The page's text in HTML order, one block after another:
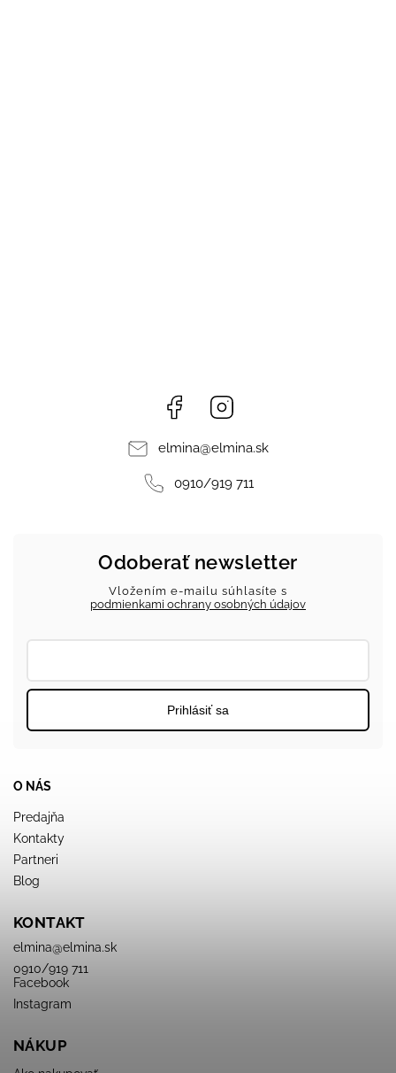
Facebook
elmina@elmina.sk
0910/919 711
O NÁS
Predajňa
Kontakty
Partneri
Blog
KONTAKT
elmina@elmina.sk
0910/919 711
Facebook
Instagram
NÁKUP
Odoberať newsletter
Vložením e-mailu súhlasíte s
podmienkami ochrany osobných údajov
Prihlásiť sa